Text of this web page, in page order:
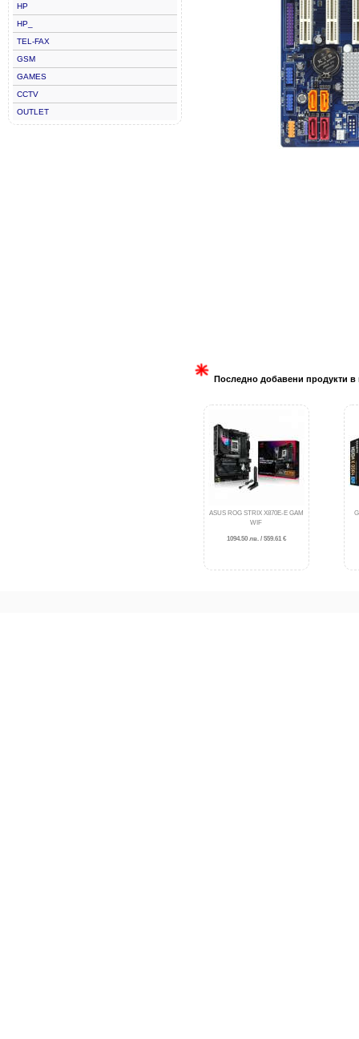
HP
HP_
TEL-FAX
GSM
GAMES
CCTV
OUTLET
Последно добавени продукти в
ASUS ROG STRIX X870E-E GAM
WIF
1094.50 лв. / 559.61 €